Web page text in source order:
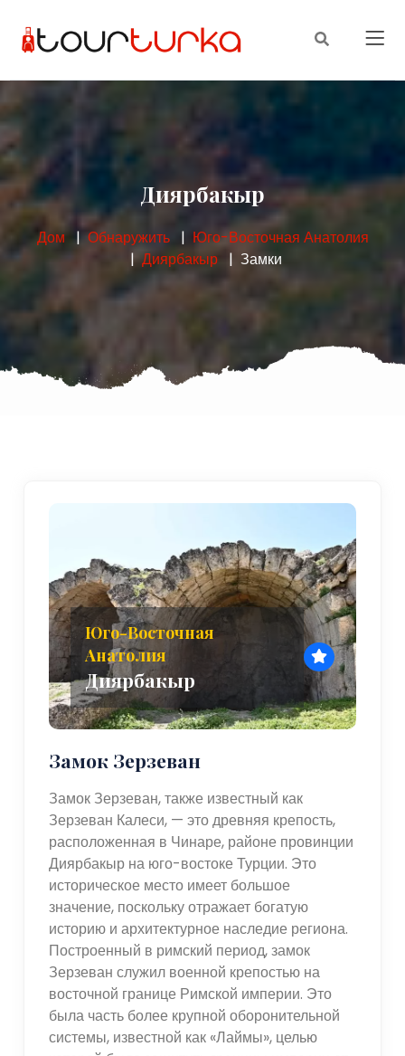
Диярбакыр
Дом Обнаружить
Юго-Восточная Анатолия
Диярбакыр
Замки
Юго-Восточная
Анатолия
Диярбакыр
Замок Зерзеван
Замок Зерзеван, также известный как
Зерзеван Калеси, — это древняя крепость,
расположенная в Чинаре, районе провинции
Диярбакыр на юго-востоке Турции. Это
историческое место имеет большое
значение, поскольку отражает богатую
историю и архитектурное наследие региона.
Построенный в римский период, замок
Зерзеван служил военной крепостью на
восточной границе Римской империи. Это
была часть более крупной оборонительной
системы, известной как «Лаймы», целью